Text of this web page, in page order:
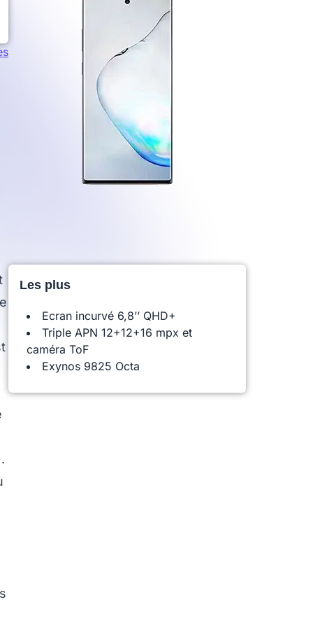
Les plus
Ecran incurvé 6,8’’ QHD+
Triple APN 12+12+16 mpx et
caméra ToF
Exynos 9825 Octa